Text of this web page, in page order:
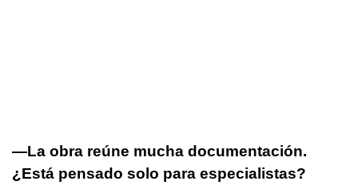
—La obra reúne mucha documentación.
¿Está pensado solo para especialistas?